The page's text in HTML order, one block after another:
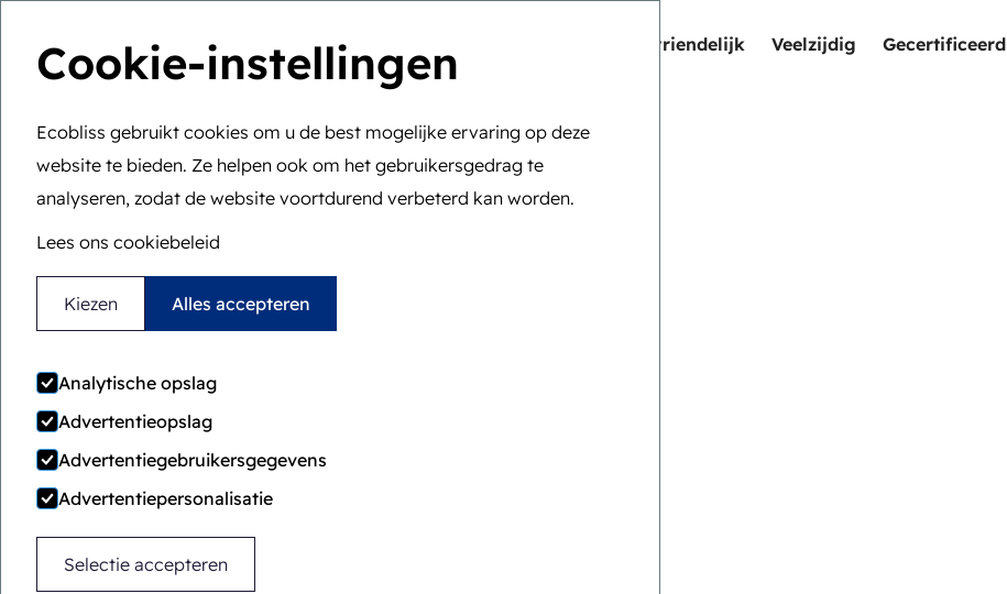
Cookie-instellingen
Ecobliss gebruikt cookies om u de best mogelijke ervaring op deze
website te bieden. Ze helpen ook om het gebruikersgedrag te
analyseren, zodat de website voortdurend verbeterd kan worden.
Lees ons cookiebeleid
Kiezen Alles accepteren
Analytische opslag
Advertentieopslag
Advertentiegebruikersgegevens
Advertentiepersonalisatie
Selectie accepteren
Kindveilig, seniorvriendelijk Veelzijdig Gecertificeerd
U bent hier: Home Teamleden
Technisch directeur